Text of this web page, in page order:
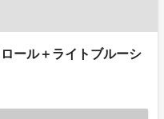
ール＋ライトブルーシ